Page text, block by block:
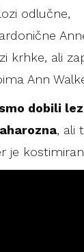
odlučne,
krhke, ali
Ann
dobili
, ali
je